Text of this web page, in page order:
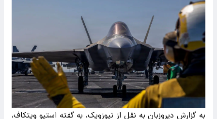
به گزارش دیروزبان به نقل از نیوزویک، به گفته استیو ویتکاف،